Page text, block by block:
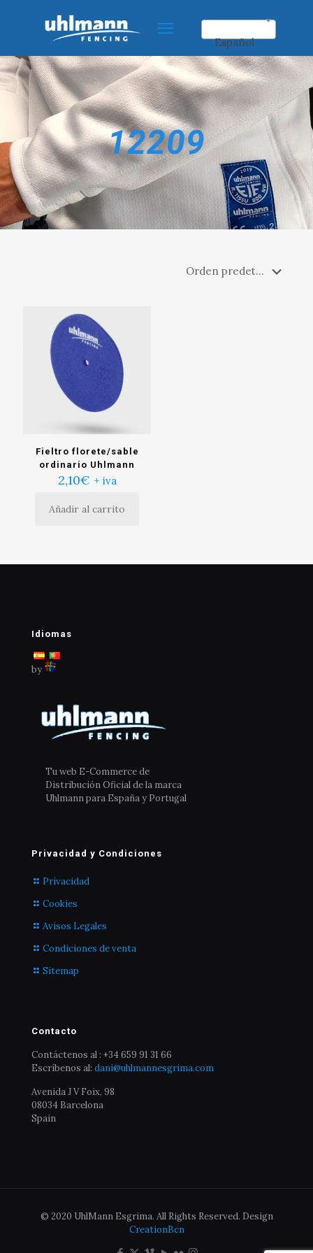
Español
12209
Fieltro florete/sable
ordinario Uhlmann
2,10€ + iva
Añadir al carrito
Idiomas
by
Tu web E-Commerce de
Distribución Oficial de la marca
Uhlmann para España y Portugal
Privacidad y Condiciones
Privacidad
Cookies
Avisos Legales
Condiciones de venta
Sitemap
Contacto
Contáctenos al : +34 659 91 31 66
Escríbenos al: dani@uhlmannesgrima.com
Avenida J V Foix, 98
08034 Barcelona
Spain
© 2020 UhlMann Esgrima. All Rights Reserved. Design
CreationBcn